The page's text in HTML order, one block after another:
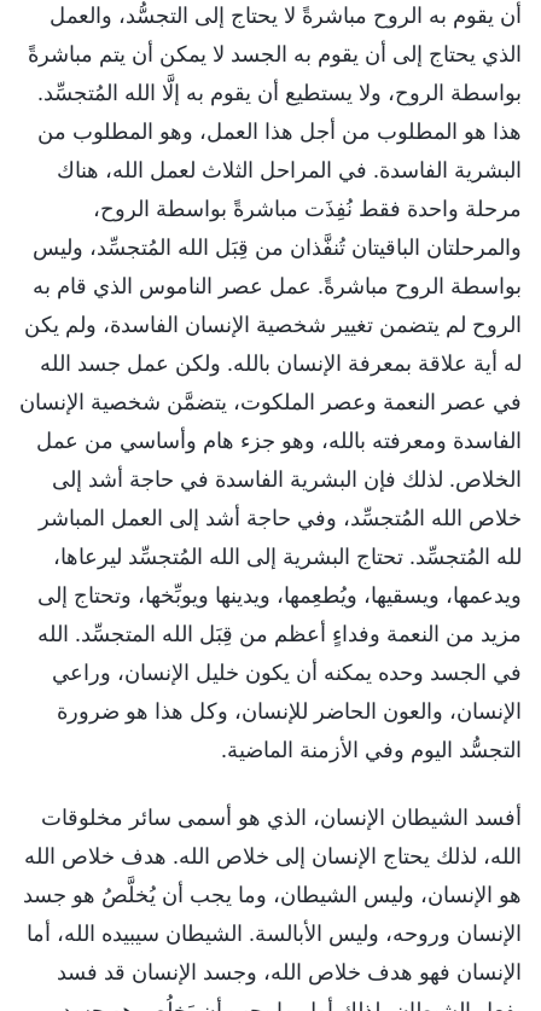
أن يقوم به الروح مباشرةً لا يحتاج إلى التجسُّد، والعمل
الذي يحتاج إلى أن يقوم به الجسد لا يمكن أن يتم مباشرةً
بواسطة الروح، ولا يستطيع أن يقوم به إلَّا الله المُتجسِّد.
هذا هو المطلوب من أجل هذا العمل، وهو المطلوب من
البشرية الفاسدة. في المراحل الثلاث لعمل الله، هناك
مرحلة واحدة فقط نُفِذَت مباشرةً بواسطة الروح،
والمرحلتان الباقيتان تُنفَّذان من قِبَل الله المُتجسِّد، وليس
بواسطة الروح مباشرةً. عمل عصر الناموس الذي قام به
الروح لم يتضمن تغيير شخصية الإنسان الفاسدة، ولم يكن
له أية علاقة بمعرفة الإنسان بالله. ولكن عمل جسد الله
في عصر النعمة وعصر الملكوت، يتضمَّن شخصية الإنسان
الفاسدة ومعرفته بالله، وهو جزء هام وأساسي من عمل
الخلاص. لذلك فإن البشرية الفاسدة في حاجة أشد إلى
خلاص الله المُتجسِّد، وفي حاجة أشد إلى العمل المباشر
لله المُتجسِّد. تحتاج البشرية إلى الله المُتجسِّد ليرعاها،
ويدعمها، ويسقيها، ويُطعِمها، ويدينها ويوبِّخها، وتحتاج إلى
مزيد من النعمة وفداءٍ أعظم من قِبَل الله المتجسِّد. الله
في الجسد وحده يمكنه أن يكون خليل الإنسان، وراعي
الإنسان، والعون الحاضر للإنسان، وكل هذا هو ضرورة
التجسُّد اليوم وفي الأزمنة الماضية.
أفسد الشيطان الإنسان، الذي هو أسمى سائر مخلوقات
الله، لذلك يحتاج الإنسان إلى خلاص الله. هدف خلاص الله
هو الإنسان، وليس الشيطان، وما يجب أن يُخلَّصُ هو جسد
الإنسان وروحه، وليس الأبالسة. الشيطان سيبيده الله، أما
الإنسان فهو هدف خلاص الله، وجسد الإنسان قد فسد